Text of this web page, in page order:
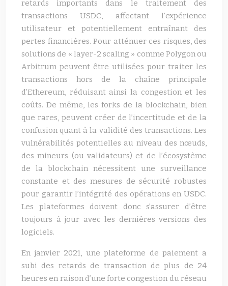
retards importants dans le traitement des
transactions USDC, affectant l’expérience
utilisateur et potentiellement entraînant des
pertes financières. Pour atténuer ces risques, des
solutions de « layer-2 scaling » comme Polygon ou
Arbitrum peuvent être utilisées pour traiter les
transactions hors de la chaîne principale
d’Ethereum, réduisant ainsi la congestion et les
coûts. De même, les forks de la blockchain, bien
que rares, peuvent créer de l’incertitude et de la
confusion quant à la validité des transactions. Les
vulnérabilités potentielles au niveau des nœuds,
des mineurs (ou validateurs) et de l’écosystème
de la blockchain nécessitent une surveillance
constante et des mesures de sécurité robustes
pour garantir l’intégrité des opérations en USDC.
Les plateformes doivent donc s’assurer d’être
toujours à jour avec les dernières versions des
logiciels.
En janvier 2021, une plateforme de paiement a
subi des retards de transaction de plus de 24
heures en raison d’une forte congestion du réseau